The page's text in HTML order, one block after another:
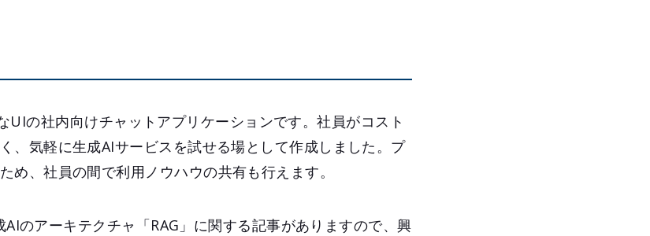
UIの社内向けチャットアプリケーションです。社員がコスト
、気軽に生成AIサービスを試せる場として作成しました。プ
め、社員の間で利用ノウハウの共有も行えます。
のアーキテクチャ「RAG」に関する記事がありますので、興